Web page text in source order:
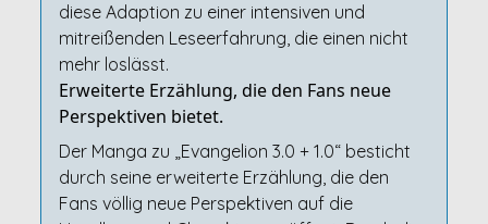
diese Adaption zu einer intensiven und
mitreißenden Leseerfahrung, die einen nicht
mehr loslässt.
Erweiterte Erzählung, die den Fans neue
Perspektiven bietet.
Der Manga zu „Evangelion 3.0 + 1.0“ besticht
durch seine erweiterte Erzählung, die den
Fans völlig neue Perspektiven auf die